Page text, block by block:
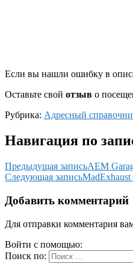
Если вы нашли ошибку в
Оставьте свой отзыв о
Рубрика: Адресный
Навигация по
Предыдущая записьAEM
Следующая запись
Добавить комментарий
Для отправки комментария
Войти с помощью:
Поиск по: